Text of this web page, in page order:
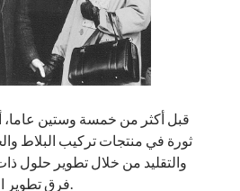
قبل أكثر من خمسة وستين
ثورة في منتجات تركيب البلاط
والتقليد من خلال تطوير حلول